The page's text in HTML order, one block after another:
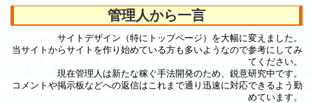
管理人から一言
サイトデザイン（特にトップページ）を大幅に変えました。
当サイトからサイトを作り始めている方も多いようなので参考にしてみ
てください。
現在管理人は新たな稼ぐ手法開発のため、鋭意研究中です。
コメントや掲示板などへの返信はこれまで通り迅速に対応できるよう勤
めています。